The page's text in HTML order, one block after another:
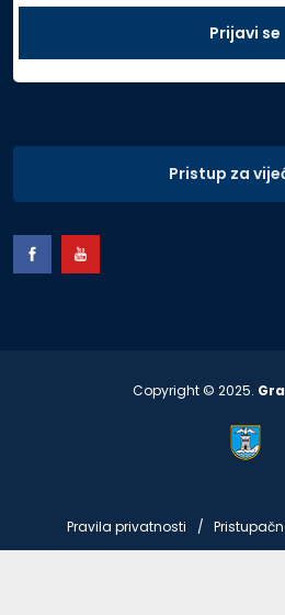
Pristup za
Copyright © 2025.
Pravila privatnosti